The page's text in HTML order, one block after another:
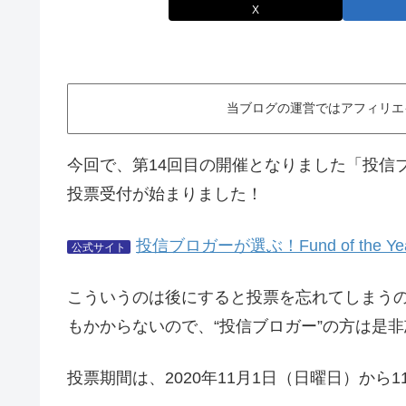
X
当ブログの運営ではアフィリ
今回で、第14回目の開催となりました「投信
投票受付が始まりました！
公式サイト 投信ブロガーが選ぶ！Fund of the
こういうのは後にすると投票を忘れてしまう
もかからないので、“投信ブロガー”の方は是
投票期間は、2020年11月1日（日曜日）から